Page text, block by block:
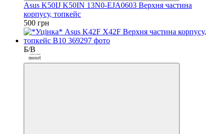
Asus K50IJ K50IN 13N0-EJA0603 Верхня частина
корпусу, топкейс
500 грн
Б/ВПокупка
частинами від
monobank